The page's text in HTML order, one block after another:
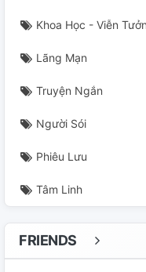
Khoa Học - Viễn
Lãng Mạn
Truyện Ngắn
Người Sói
Phiêu Lưu
Tâm Linh
FRIENDS